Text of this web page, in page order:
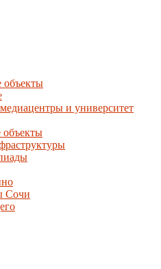
и университет
Сочи